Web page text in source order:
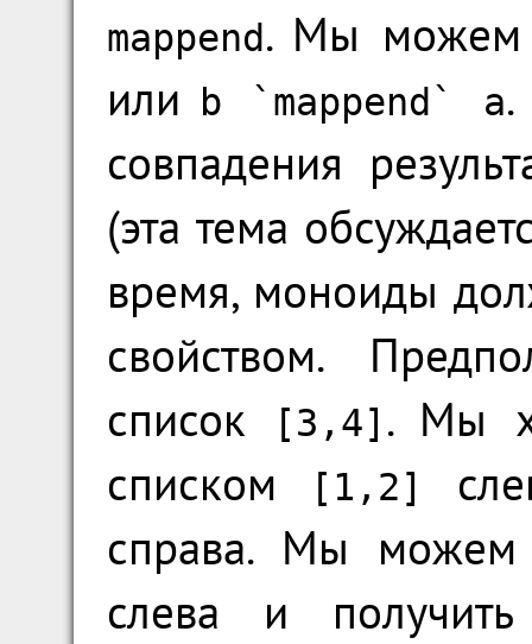
mappend. Мы можем
или
b ` mappend ` a.
совпадения
(эта тема
время, моноиды
свойством.
список
[3,4] . Мы
списком
[1,2]
справа. Мы можем
слева и